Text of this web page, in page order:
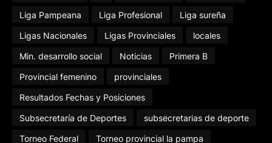
Liga Pampeana
Liga Profesional
Liga sureña
Ligas Nacionales
Ligas Provinciales
locales
Min. desarrollo social
Noticias
Primera B
Provincial femenino
provinciales
Resultados Fechas y Posiciones
Subsecretaría de Deportes
subsecretarias de deporte
Torneo Federal
Torneo provincial la pampa